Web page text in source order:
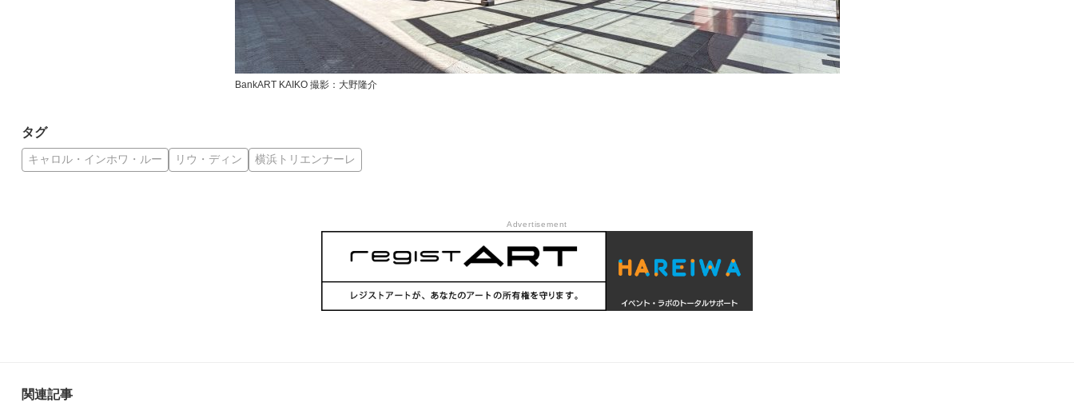
BankART KAIKO 撮影：⼤野隆介
タグ
キャロル・インホワ・ルー リウ・ディン 横浜トリエンナーレ
Advertisement
関連記事